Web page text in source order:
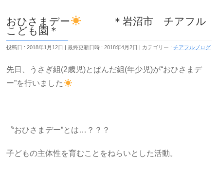
おひさまデー
＊岩沼市 チアフル
こども園＊
投稿日 : 2018年1月12日 最終更新日時 : 2018年4月2日 カテゴリー :チアフルブログ
先日、うさぎ組(2歳児)とぱんだ組(年少児)が“おひさまデ
ー”を行いました
〝おひさまデー”とは…？？？
子どもの主体性を育むことをねらいとした活動。